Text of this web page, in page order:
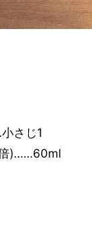
さじ1
倍)……60ml